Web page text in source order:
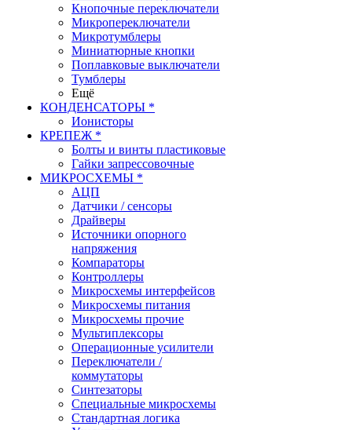
Кнопочные переключатели
Микропереключатели
Микротумблеры
Миниатюрные кнопки
Поплавковые выключатели
Тумблеры
Ещё
КОНДЕНСАТОРЫ *
Ионисторы
КРЕПЕЖ *
Болты и винты пластиковые
Гайки запрессовочные
МИКРОСХЕМЫ *
АЦП
Датчики / сенсоры
Драйверы
Источники опорного
напряжения
Компараторы
Контроллеры
Микросхемы интерфейсов
Микросхемы питания
Микросхемы прочие
Мультиплексоры
Операционные усилители
Переключатели /
коммутаторы
Синтезаторы
Специальные микросхемы
Стандартная логика